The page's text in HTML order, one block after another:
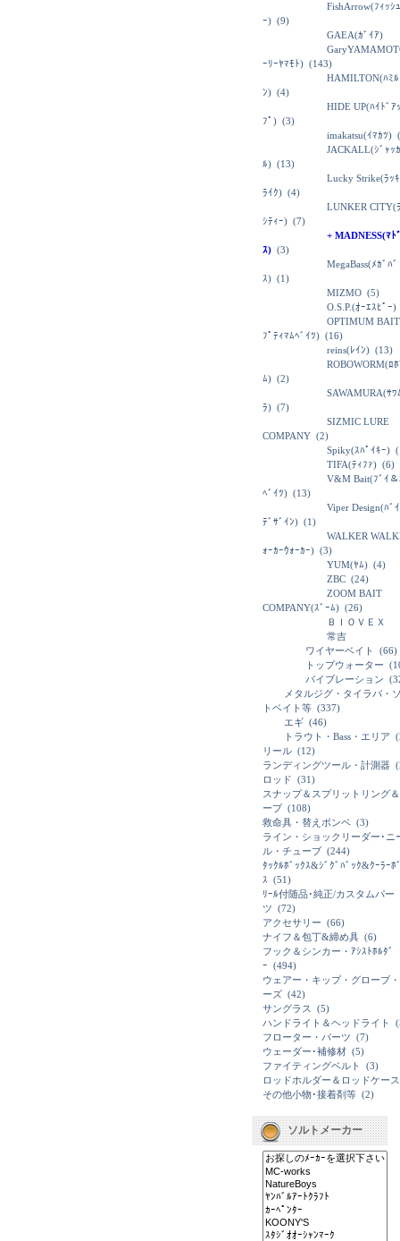
FishArrow(ﾌｨｯｼ
ｰ) (9)
GAEA(ｶﾞｲｱ)
ｰﾘｰﾔﾏﾓﾄ) (143)
HAMILTON(ﾊﾐﾙ
ﾝ) (4)
HIDE UP(ﾊｲﾄﾞｱｯ
ﾌﾟ) (3)
imakatsu(ｲﾏｶﾂ)
JACKALL(ｼﾞｬｯｶ
ﾙ) (13)
Lucky Strike(ﾗｯ
ﾗｲｸ) (4)
LUNKER CITY(
ｼﾃｨｰ) (7)
+ MADNESS(ﾏﾄ
ｽ) (3)
MegaBass(ﾒｶﾞﾊﾞ
ｽ) (1)
MIZMO (5)
O.S.P.(ｵｰｴｽﾋﾟｰ)
OPTIMUM
ﾌﾟﾃｨﾏﾑﾍﾞｲﾂ) (16)
reins(ﾚｲﾝ) (13)
ROBOWORM(ﾛ
ﾑ) (2)
SAWAMURA(ｻﾜ
ﾗ) (7)
SIZMIC LURE
COMPANY (2)
Spiky(ｽﾊﾟｲｷｰ)
TIFA(ﾃｨﾌｧ) (6)
V&M Bait(ﾌﾞｲ＆
ﾍﾞｲﾂ) (13)
Viper Design(ﾊﾞ
ﾃﾞｻﾞｲﾝ) (1)
WALKER
ｫｰｶｰｳｫｰｶｰ) (3)
YUM(ﾔﾑ) (4)
ZBC (24)
ZOOM BAIT
COMPANY(ｽﾞｰﾑ) (26)
ＢＩＯＶＥＸ
常吉
ワイヤーベイト
(66)
トップウォーター
バイブレーション
メタルジグ・タイラバ・
トベイト等 (337)
エギ (46)
トラウト・Bass・エリア
リール (12)
ランディングツール・計測器
ロッド (31)
スナップ＆スプリットリング＆
ーブ (108)
救命具・替えボンベ (3)
ライン・ショックリーダー･ニ
ル・チューブ (244)
ﾀｯｸﾙﾎﾞｯｸｽ&ｼﾞｸﾞﾊﾞｯｸ&ｸｰﾗｰﾎ
ｽ (51)
ﾘｰﾙ付随品･純正/カスタムパー
ツ (72)
アクセサリー (66)
ナイフ＆包丁&締め具 (6)
フック＆シンカー・ｱｼｽﾄﾎﾙﾀﾞ
ｰ (494)
ウェアー・キップ・グローブ・
ーズ (42)
サングラス
(5)
ハンドライト＆ヘッドライト
フローター・パーツ (7)
ウェーダー･補修材 (5)
ファイティングベルト
(3)
ロッドホルダー＆ロッドケース
その他小物･接着剤等 (2)
ソルトメーカー